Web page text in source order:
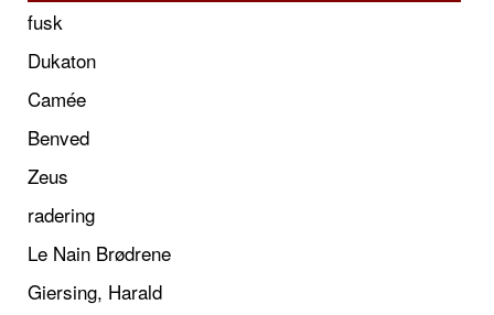
fusk
Dukaton
Camée
Benved
Zeus
radering
Le Nain Brødrene
Giersing, Harald